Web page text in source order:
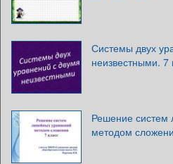
Системы двух
неизвестными. 7
Решение систем
методом